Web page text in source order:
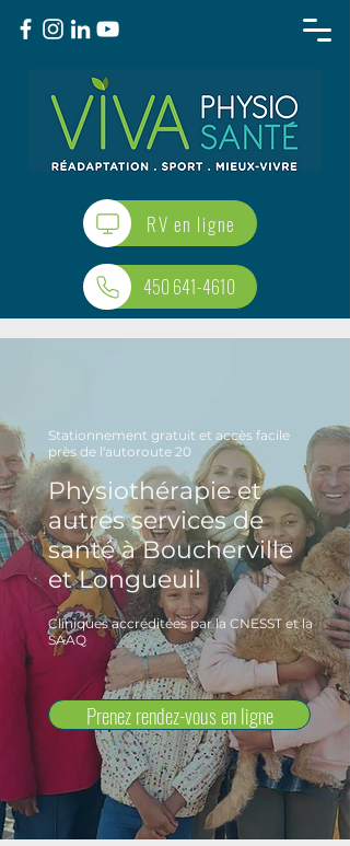
RV en ligne
450 641-4610
Stationnement gratuit et accès facile
près de l'autoroute 20
Physiothérapie et
autres services de
santé à Boucherville
et Longueuil
Cliniques accréditées par la CNESST et la
SAAQ
Prenez rendez-vous en ligne